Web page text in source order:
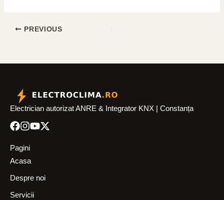
PREVIOUS
Electrician autorizat ANRE & Integrator KNX | Constanța
Pagini
Acasa
Despre noi
Servicii